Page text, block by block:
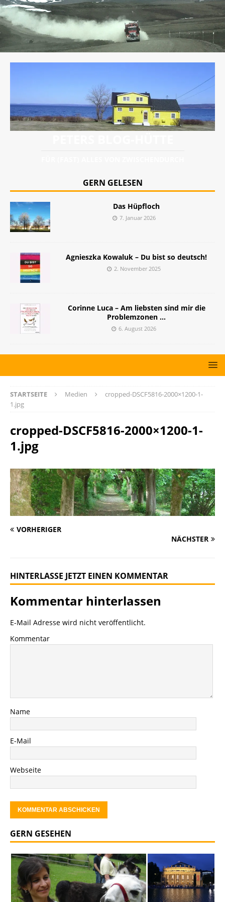
GERN GELESEN
Das Hüpfloch
7. Januar 2026
Agnieszka Kowaluk – Du bist so deutsch!
2. November 2025
Corinne Luca – Am liebsten sind mir die
Problemzonen …
6. August 2026
STARTSEITE Medien
cropped-DSCF5816-2000×1200-1-
1.jpg
cropped-DSCF5816-2000×1200-1-
1.jpg
VORHERIGER
NÄCHSTER
HINTERLASSE JETZT EINEN KOMMENTAR
Kommentar hinterlassen
E-Mail Adresse wird nicht veröffentlicht.
Kommentar
Name
E-Mail
Webseite
GERN GESEHEN